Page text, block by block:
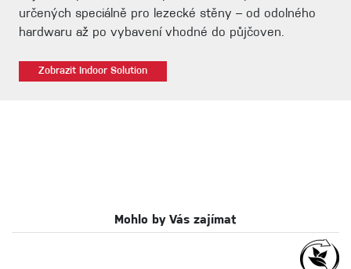
určených speciálně pro lezecké stěny – od odolného
hardwaru až po vybavení vhodné do půjčoven.
Zobrazit Indoor Solution
Mohlo by Vás zajímat